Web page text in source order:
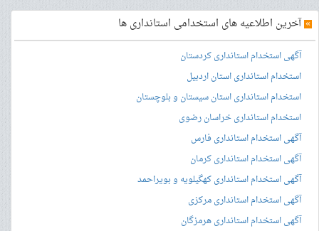
»آخرین اطلاعیه های استخدامی استانداری ها
آگهی استخدام استانداری کردستان
استخدام استانداری استان اردبیل
استخدام استانداری استان سیستان و بلوچستان
استخدام استانداری خراسان رضوی
آگهی استخدام استانداری فارس
آگهی استخدام استانداری کرمان
آگهی استخدام استانداری کهگیلویه و بویراحمد
آگهی استخدام استانداری مرکزی
آگهی استخدام استانداری هرمزگان